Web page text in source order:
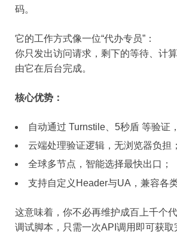
码。
它的工作方式像一位“代办专员”：
你只发出访问请求，剩下的等待、计
由它在后台完成。
核心优势：
自动通过 Turnstile、5秒盾 等验证
云端处理验证逻辑，无浏览器负担；
全球多节点，智能选择最快出口；
支持自定义Header与UA，兼容各
这意味着，你不必再维护成百上千个
调试脚本，只需一次API调用即可获取